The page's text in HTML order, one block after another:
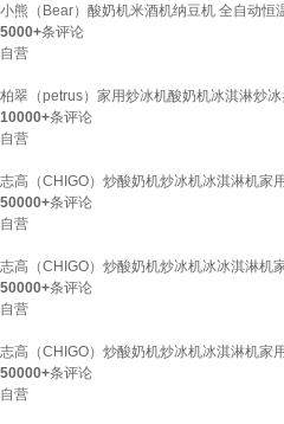
小熊（Bear）酸奶机米酒机纳豆机 全自动
5000+条评论
自营
柏翠（petrus）家用炒冰机酸奶机冰淇淋炒
10000+条评论
自营
志高（CHIGO）炒酸奶机炒冰机冰淇淋机家
50000+条评论
自营
志高（CHIGO）炒酸奶机炒冰机冰冰淇淋机
50000+条评论
自营
志高（CHIGO）炒酸奶机炒冰机冰淇淋机家
50000+条评论
自营